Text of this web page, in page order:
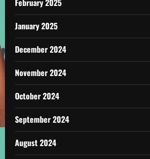
January 2025
December 2024
November 2024
October 2024
September 2024
August 2024